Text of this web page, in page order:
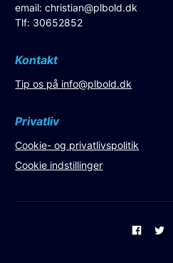
email:christian@plbold.dk
Tlf: 30652852
Kontakt
Tip os på info@plbold.dk
Privatliv
Cookie- og privatlivspolitik
Cookie indstillinger